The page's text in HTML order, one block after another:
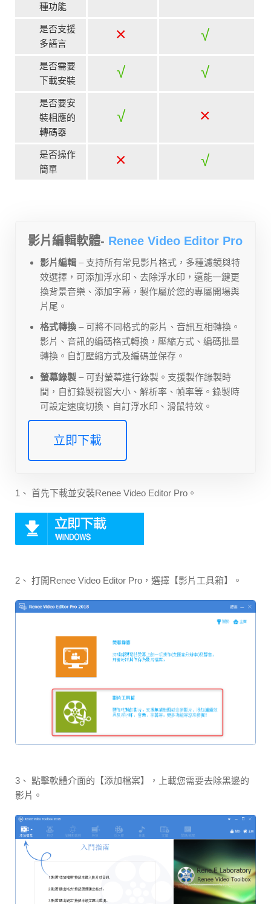
種功能
是否支援
多語言
× √
是否需要
下載安裝
√ √
是否要安
裝相應的
轉碼器
√ ×
是否操作
簡單
× √
影片編輯軟體- Renee Video Editor Pro
影片編輯 – 支持所有常見影片格式，多種濾鏡與特
效選擇，可添加浮水印、去除浮水印，還能一鍵更
換背景音樂、添加字幕，製作屬於您的專屬開場與
片尾。
格式轉換 – 可將不同格式的影片、音訊互相轉換。
影片、音訊的編碼格式轉換，壓縮方式、編碼批量
轉換。自訂壓縮方式及編碼並保存。
螢幕錄製 – 可對螢幕進行錄製。支援製作錄製時
間，自訂錄製視窗大小、解析率、幀率等。錄製時
可設定速度切換、自訂浮水印、滑鼠特效。
立即下載
1、 首先下載並安裝Renee Video Editor Pro。
2、 打開Renee Video Editor Pro，選擇【影片工具箱】。
3、 點擊軟體介面的【添加檔案】，上載您需要去除黑邊的
影片。